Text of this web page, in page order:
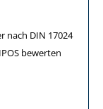
nach DIN 17024
bewerten